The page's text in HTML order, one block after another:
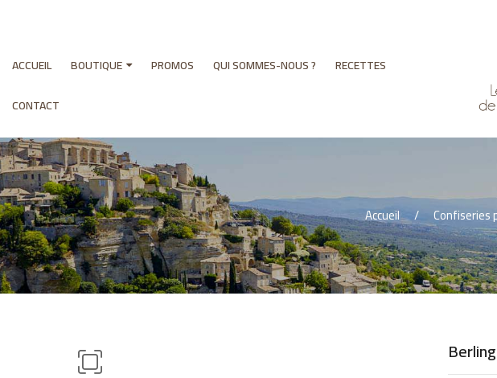
ACCUEIL BOUTIQUE PROMOS QUI SOMMES-NOUS ?
RECETTES
CONTACT
Accueil Confiseries